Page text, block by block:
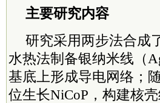
主要研究内容
研究采用两步法合成
水热法制备银纳米线（
基底上形成导电网络；
位生长NiCoP，构建核